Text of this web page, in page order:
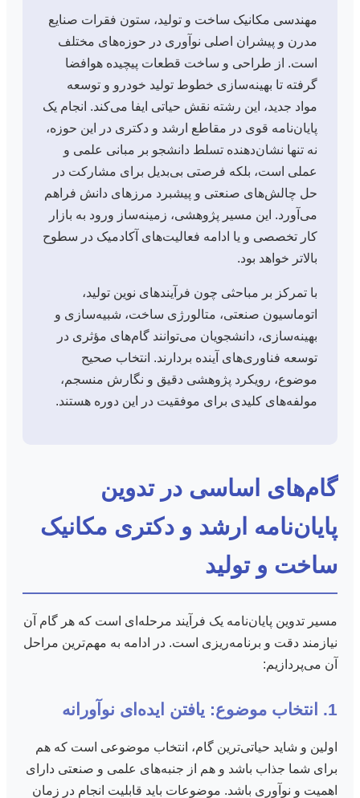
مهندسی مکانیک ساخت و تولید، ستون فقرات صنایع
مدرن و پیشران اصلی نوآوری در حوزه‌های مختلف
است. از طراحی و ساخت قطعات پیچیده هوافضا
گرفته تا بهینه‌سازی خطوط تولید خودرو و توسعه
مواد جدید، این رشته نقش حیاتی ایفا می‌کند. انجام یک
پایان‌نامه قوی در مقاطع ارشد و دکتری در این حوزه،
نه تنها نشان‌دهنده تسلط دانشجو بر مبانی علمی و
عملی است، بلکه فرصتی بی‌بدیل برای مشارکت در
حل چالش‌های صنعتی و پیشبرد مرزهای دانش فراهم
می‌آورد. این مسیر پژوهشی، زمینه‌ساز ورود به بازار
کار تخصصی و یا ادامه فعالیت‌های آکادمیک در سطوح
بالاتر خواهد بود.
با تمرکز بر مباحثی چون فرآیندهای نوین تولید،
اتوماسیون صنعتی، متالورژی ساخت، شبیه‌سازی و
بهینه‌سازی، دانشجویان می‌توانند گام‌های مؤثری در
توسعه فناوری‌های آینده بردارند. انتخاب صحیح
موضوع، رویکرد پژوهشی دقیق و نگارش منسجم،
مولفه‌های کلیدی برای موفقیت در این دوره هستند.
گام‌های اساسی در تدوین
پایان‌نامه ارشد و دکتری مکانیک
ساخت و تولید
مسیر تدوین پایان‌نامه یک فرآیند مرحله‌ای است که هر گام آن
نیازمند دقت و برنامه‌ریزی است. در ادامه به مهم‌ترین مراحل
آن می‌پردازیم:
1. انتخاب موضوع: یافتن ایده‌ای نوآورانه
اولین و شاید حیاتی‌ترین گام، انتخاب موضوعی است که هم
برای شما جذاب باشد و هم از جنبه‌های علمی و صنعتی دارای
اهمیت و نوآوری باشد. موضوعات باید قابلیت انجام در زمان